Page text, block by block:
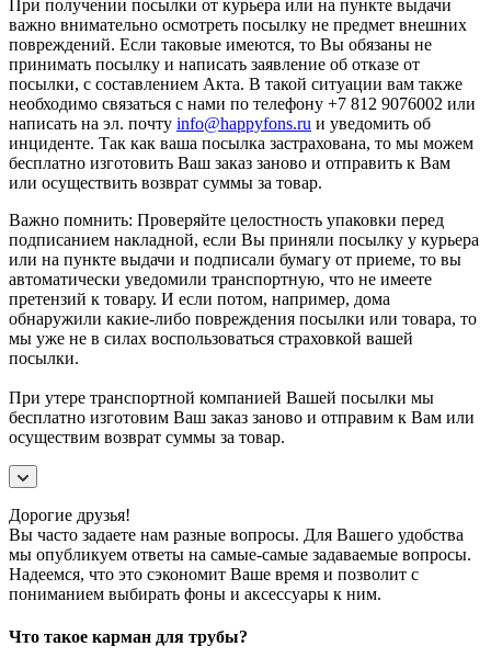
При получении посылки от курьера или на пункте выдачи
важно внимательно осмотреть посылку не предмет внешних
повреждений. Если таковые имеются, то Вы обязаны не
принимать посылку и написать заявление об отказе от
посылки, с составлением Акта. В такой ситуации вам также
необходимо связаться с нами по телефону +7 812 9076002 или
написать на эл. почту info@happyfons.ru и уведомить об
инциденте. Так как ваша посылка застрахована, то мы можем
бесплатно изготовить Ваш заказ заново и отправить к Вам
или осуществить возврат суммы за товар.
Важно помнить: Проверяйте целостность упаковки перед
подписанием накладной, если Вы приняли посылку у курьера
или на пункте выдачи и подписали бумагу от приеме, то вы
автоматически уведомили транспортную, что не имеете
претензий к товару. И если потом, например, дома
обнаружили какие-либо повреждения посылки или товара, то
мы уже не в силах воспользоваться страховкой вашей
посылки.
При утере транспортной компанией Вашей посылки мы
бесплатно изготовим Ваш заказ заново и отправим к Вам или
осуществим возврат суммы за товар.
Дорогие друзья!
Вы часто задаете нам разные вопросы. Для Вашего удобства
мы опубликуем ответы на самые-самые задаваемые вопросы.
Надеемся, что это сэкономит Ваше время и позволит с
пониманием выбирать фоны и аксессуары к ним.
Что такое карман для трубы?